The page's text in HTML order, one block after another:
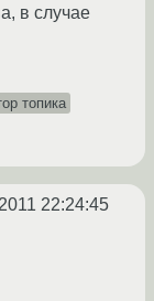
в случае
топика
22:24:45